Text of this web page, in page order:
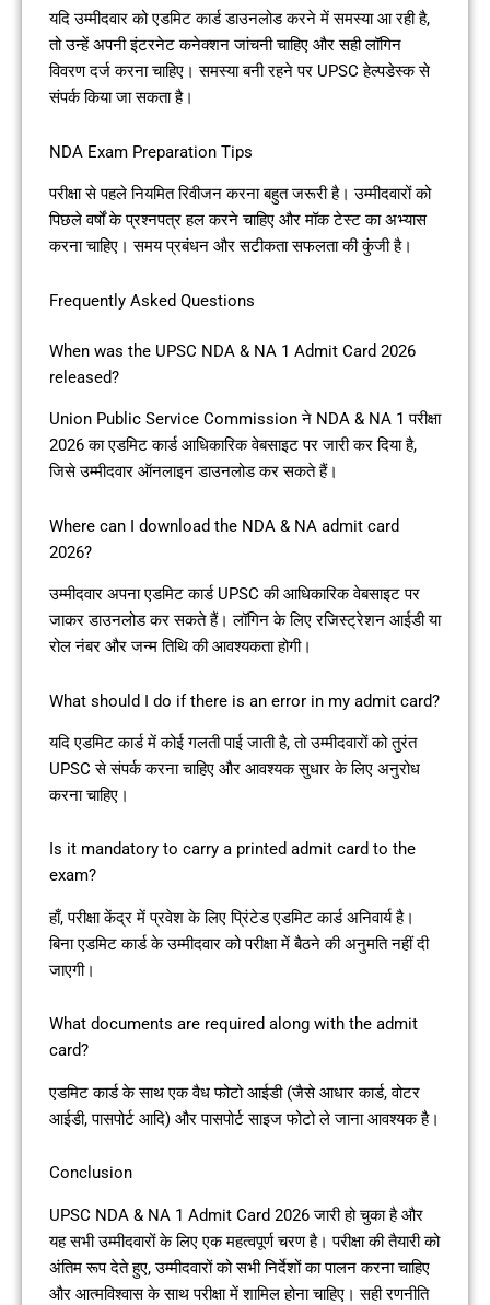
यदि उम्मीदवार को एडमिट कार्ड डाउनलोड करने में समस्या आ रही है,
तो उन्हें अपनी इंटरनेट कनेक्शन जांचनी चाहिए और सही लॉगिन
विवरण दर्ज करना चाहिए। समस्या बनी रहने पर UPSC हेल्पडेस्क से
संपर्क किया जा सकता है।
NDA Exam Preparation Tips
परीक्षा से पहले नियमित रिवीजन करना बहुत जरूरी है। उम्मीदवारों को
पिछले वर्षों के प्रश्नपत्र हल करने चाहिए और मॉक टेस्ट का अभ्यास
करना चाहिए। समय प्रबंधन और सटीकता सफलता की कुंजी है।
Frequently Asked Questions
When was the UPSC NDA & NA 1 Admit Card 2026
released?
Union Public Service Commission ने NDA & NA 1 परीक्षा
2026 का एडमिट कार्ड आधिकारिक वेबसाइट पर जारी कर दिया है,
जिसे उम्मीदवार ऑनलाइन डाउनलोड कर सकते हैं।
Where can I download the NDA & NA admit card
2026?
उम्मीदवार अपना एडमिट कार्ड UPSC की आधिकारिक वेबसाइट पर
जाकर डाउनलोड कर सकते हैं। लॉगिन के लिए रजिस्ट्रेशन आईडी या
रोल नंबर और जन्म तिथि की आवश्यकता होगी।
What should I do if there is an error in my admit card?
यदि एडमिट कार्ड में कोई गलती पाई जाती है, तो उम्मीदवारों को तुरंत
UPSC से संपर्क करना चाहिए और आवश्यक सुधार के लिए अनुरोध
करना चाहिए।
Is it mandatory to carry a printed admit card to the
exam?
हाँ, परीक्षा केंद्र में प्रवेश के लिए प्रिंटेड एडमिट कार्ड अनिवार्य है।
बिना एडमिट कार्ड के उम्मीदवार को परीक्षा में बैठने की अनुमति नहीं दी
जाएगी।
What documents are required along with the admit
card?
एडमिट कार्ड के साथ एक वैध फोटो आईडी (जैसे आधार कार्ड, वोटर
आईडी, पासपोर्ट आदि) और पासपोर्ट साइज फोटो ले जाना आवश्यक है।
Conclusion
UPSC NDA & NA 1 Admit Card 2026 जारी हो चुका है और
यह सभी उम्मीदवारों के लिए एक महत्वपूर्ण चरण है। परीक्षा की तैयारी को
अंतिम रूप देते हुए, उम्मीदवारों को सभी निर्देशों का पालन करना चाहिए
और आत्मविश्वास के साथ परीक्षा में शामिल होना चाहिए। सही रणनीति